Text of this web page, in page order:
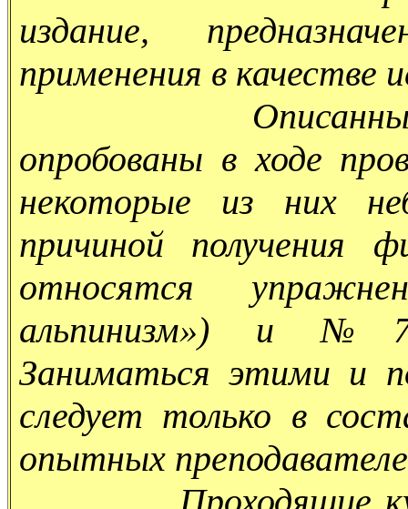
издание,
применения в качестве
Описанные в
опробованы в ходе
некоторые из них
причиной получения
относятся
альпинизм») и №76
Заниматься этими и
следует только в
опытных